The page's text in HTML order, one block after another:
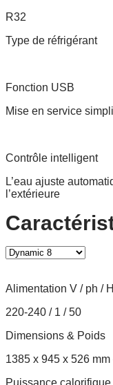
R32
Type de réfrigérant
Fonction USB
Mise en service
Contrôle intelligent
L’eau ajuste
l’extérieure
Alimentation V / ph /
220-240 / 1 / 50
Dimensions & Poids
1385 x 945 x 526 mm
Puissance calorifique